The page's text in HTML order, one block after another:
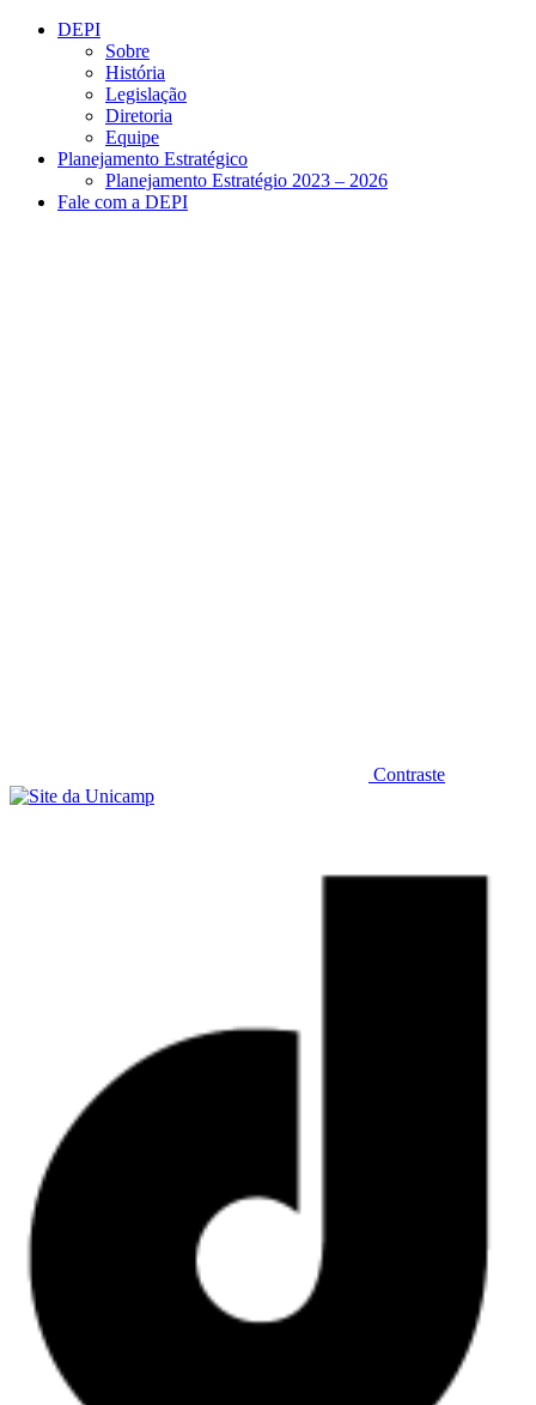
Conteúdo principal
DEPI
Sobre
História
Legislação
Diretoria
Equipe
Planejamento Estratégico
Planejamento Estratégio 2023 – 2026
Fale com a DEPI
Contraste